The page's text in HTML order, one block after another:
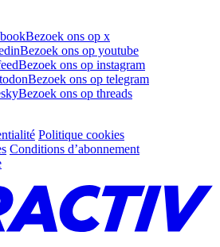
Bezoek ons op x
Bezoek ons op youtube
Bezoek ons op instagram
Bezoek ons op telegram
Bezoek ons op threads
Politique cookies
Conditions d’abonnement